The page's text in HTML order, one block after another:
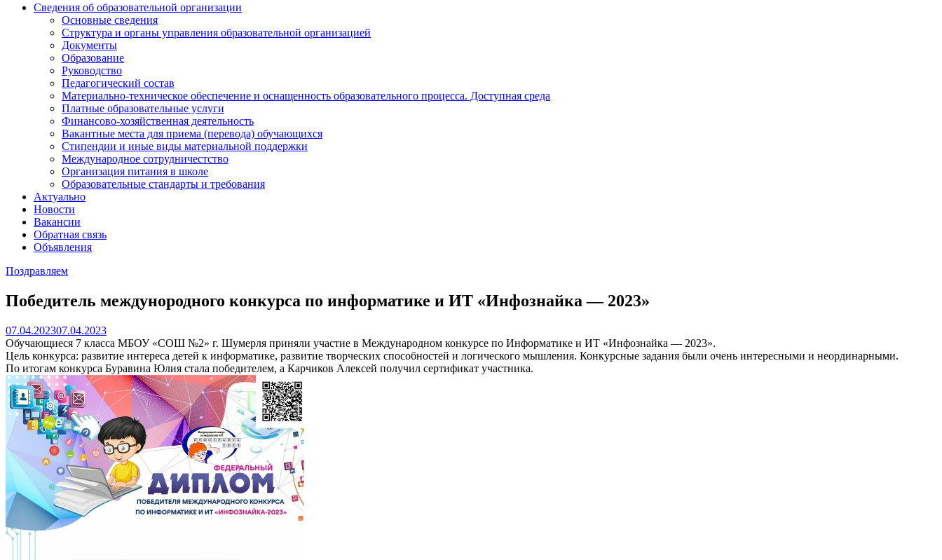
Сведения об образовательной организации
Основные сведения
Структура и органы управления образовательной организацией
Документы
Образование
Руководство
Педагогический состав
Материально-техническое обеспечение и оснащенность образовательного процесса. Доступная среда
Платные образовательные услуги
Финансово-хозяйственная деятельность
Вакантные места для приема (перевода) обучающихся
Стипендии и иные виды материальной поддержки
Международное сотрудничестство
Организация питания в школе
Образовательные стандарты и требования
Актуально
Новости
Вакансии
Обратная связь
Объявления
Поздравляем
Победитель междунородного конкурса по информатике и ИТ «Инфознайка — 2023»
07.04.202307.04.2023
Обучающиеся 7 класса МБОУ «СОШ №2» г. Шумерля приняли участие в Международном конкурсе по Информатике и ИТ «Инфознайка — 2023».
Цель конкурса: развитие интереса детей к информатике, развитие творческих способностей и логического мышления. Конкурсные задания были очень интересными и неординарными.
По итогам конкурса Буравина Юлия стала победителем, а Карчиков Алексей получил сертификат участника.